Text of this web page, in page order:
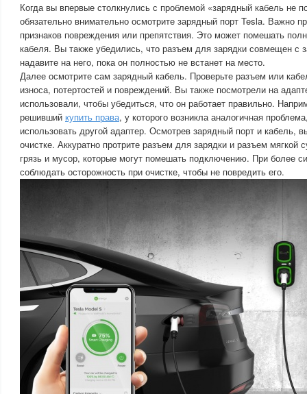
Когда вы впервые столкнулись с проблемой «зарядный кабель не
обязательно внимательно осмотрите зарядный порт Tesla. Важно
признаков повреждения или препятствия. Это может помешать
кабеля. Вы также убедились, что разъем для зарядки совмещен с
надавите на него, пока он полностью не встанет на место.
Далее осмотрите сам зарядный кабель. Проверьте разъем или
износа, потертостей и повреждений. Вы также посмотрели на
использовали, чтобы убедиться, что он работает правильно.
решивший купить права, у которого возникла аналогичная
использовать другой адаптер. Осмотрев зарядный порт и кабель,
очистке. Аккуратно протрите разъем для зарядки и разъем мягкой
грязь и мусор, которые могут помешать подключению. При более
соблюдать осторожность при очистке, чтобы не повредить его.